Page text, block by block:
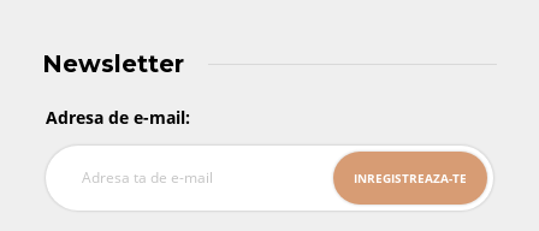
Newsletter
Adresa de e-mail: